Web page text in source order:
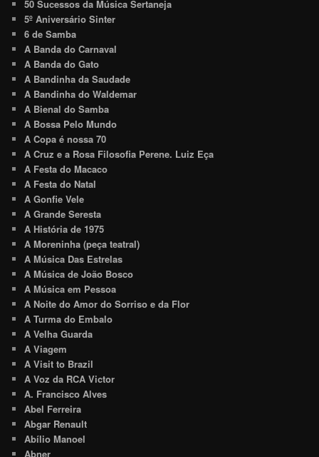
50 Sucessos da Música Sertaneja
5º Aniversário Sinter
6 de Samba
A Banda do Carnaval
A Banda do Gato
A Bandinha da Saudade
A Bandinha do Waldemar
A Bienal do Samba
A Bossa Pelo Mundo
A Copa é nossa 70
A Cruz e a Rosa Filosofia Perene. Luiz Eça
A Festa do Macaco
A Festa do Natal
A Gonfie Vele
A Grande Seresta
A História de 1975
A Moreninha (peça teatral)
A Música Das Estrelas
A Música de João Bosco
A Música em Pessoa
A Noite do Amor do Sorriso e da Flor
A Turma do Embalo
A Velha Guarda
A Viagem
A Visit to Brazil
A Voz da RCA Victor
A. Francisco Alves
Abel Ferreira
Abgar Renault
Abílio Manoel
Abner